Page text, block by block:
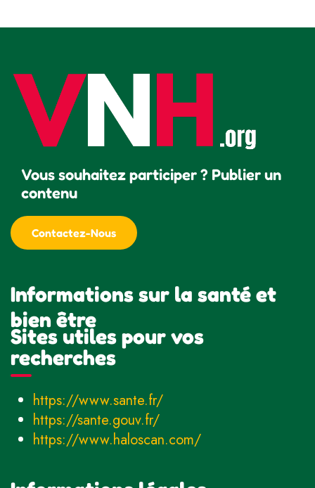
Vous souhaitez participer ? Publier un
contenu
Contactez-Nous
Informations sur la santé et
bien être
Sites utiles pour vos
recherches
https://www.sante.fr/
https://sante.gouv.fr/
https://www.haloscan.com/